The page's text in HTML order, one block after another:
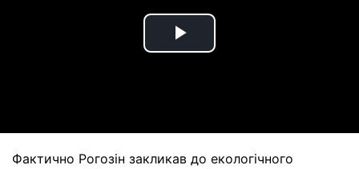
Play
Фактично Рогозін закликав до екологічного